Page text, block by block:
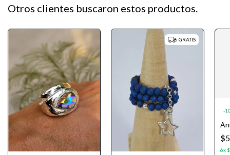
Otros clientes buscaron estos productos.
GRATIS
-
6x